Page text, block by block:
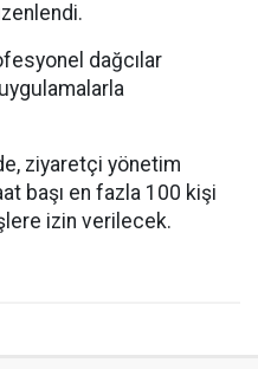
dağcılar
ziyaretçi yönetim
başı en fazla 100 kişi
izin verilecek.